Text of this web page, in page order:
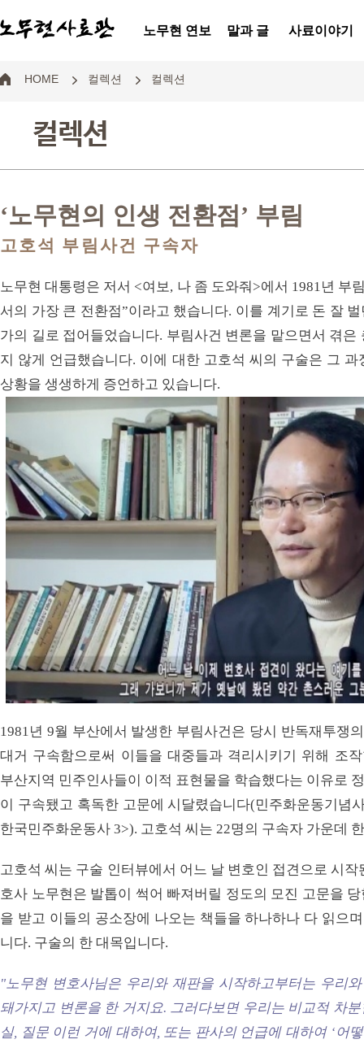
노무현 연보 말과 글 사료이야기
HOME 컬렉션 컬렉션
컬렉션
‘노무현의 인생 전환점’ 부림
고호석 부림사건 구속자
노무현 대통령은 저서 <여보, 나 좀 도와줘>에서 1981년 부
서의 가장 큰 전환점”이라고 했습니다. 이를 계기로 돈 잘
가의 길로 접어들었습니다. 부림사건 변론을 맡으면서 겪
지 않게 언급했습니다. 이에 대한 고호석 씨의 구술은 그
상황을 생생하게 증언하고 있습니다.
1981년 9월 부산에서 발생한 부림사건은 당시 반독재투쟁
대거 구속함으로써 이들을 대중들과 격리시키기 위해 조
부산지역 민주인사들이 이적 표현물을 학습했다는 이유로
이 구속됐고 혹독한 고문에 시달렸습니다(민주화운동기념
한국민주화운동사 3>). 고호석 씨는 22명의 구속자 가운데
고호석 씨는 구술 인터뷰에서 어느 날 변호인 접견으로 시
호사 노무현은 발톱이 썩어 빠져버릴 정도의 모진 고문을
을 받고 이들의 공소장에 나오는 책들을 하나하나 다 읽으
니다. 구술의 한 대목입니다.
"노무현 변호사님은 우리와 재판을 시작하고부터는 우리
돼가지고 변론을 한 거지요. 그러다보면 우리는 비교적 차
실, 질문 이런 거에 대하여, 또는 판사의 언급에 대하여 ‘어